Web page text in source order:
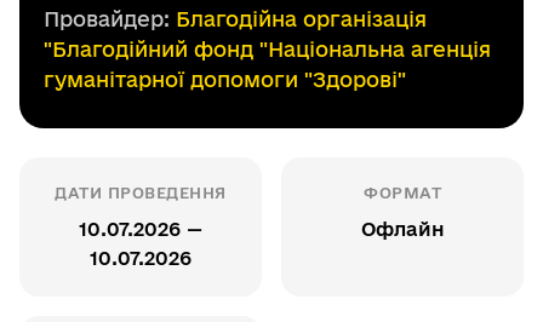
Провайдер: Благодійна організація
"Благодійний фонд "Національна агенція
гуманітарної допомоги "Здорові"
ДАТИ ПРОВЕДЕННЯ
10.07.2026 —
10.07.2026
ФОРМАТ
Офлайн